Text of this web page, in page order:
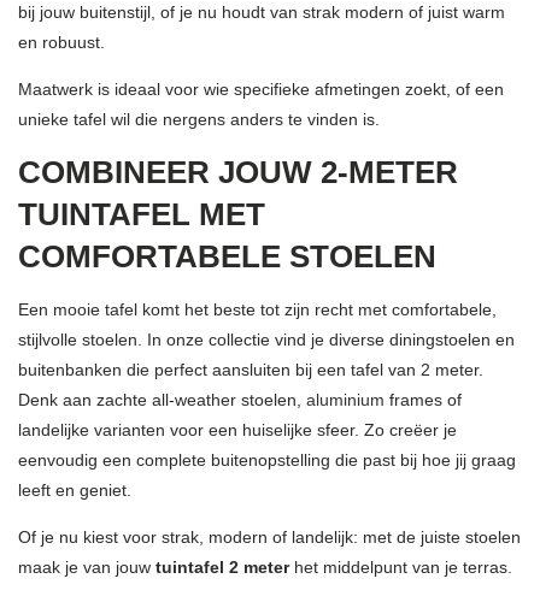
bij jouw buitenstijl, of je nu houdt van strak modern of juist warm
en robuust.
Maatwerk is ideaal voor wie specifieke afmetingen zoekt, of een
unieke tafel wil die nergens anders te vinden is.
COMBINEER JOUW 2-METER
TUINTAFEL MET
COMFORTABELE STOELEN
Een mooie tafel komt het beste tot zijn recht met comfortabele,
stijlvolle stoelen. In onze collectie vind je diverse diningstoelen en
buitenbanken die perfect aansluiten bij een tafel van 2 meter.
Denk aan zachte all-weather stoelen, aluminium frames of
landelijke varianten voor een huiselijke sfeer. Zo creëer je
eenvoudig een complete buitenopstelling die past bij hoe jij graag
leeft en geniet.
Of je nu kiest voor strak, modern of landelijk: met de juiste stoelen
maak je van jouw tuintafel 2 meterhet middelpunt van je terras.